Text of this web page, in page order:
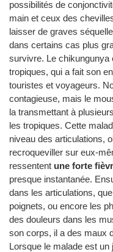
possibilités de
main et ceux des
laisser de graves
dans certains cas plus
survivre. Le chikungunya
tropiques, qui a fait son
touristes et voyageurs.
contagieuse, mais le
la transmettant à
les tropiques. Cette
niveau des articulations,
recroqueviller sur eux-
ressentent une forte
presque instantanée.
dans les articulations,
poignets, ou encore les
des douleurs dans les
son corps, il a des maux
Lorsque le malade est